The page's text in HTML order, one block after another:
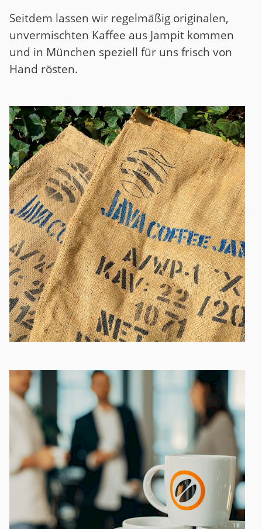
Seitdem lassen wir regelmäßig originalen,
unvermischten Kaffee aus Jampit kommen
und in München speziell für uns frisch von
Hand rösten.